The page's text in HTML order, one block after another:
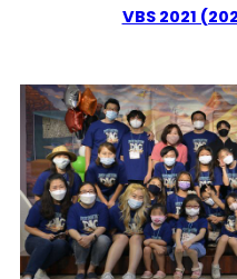
VBS 2021